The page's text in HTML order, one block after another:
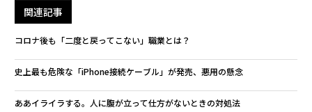
関連記事
コロナ後も「二度と戻ってこない」職業とは？
史上最も危険な「iPhone接続ケーブル」が発売、悪用の懸念
ああイライラする。人に腹が立って仕方がないときの対処法